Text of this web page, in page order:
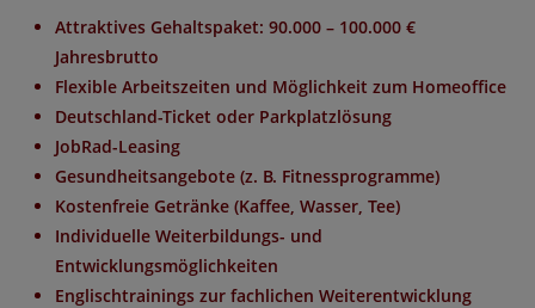
Attraktives Gehaltspaket: 90.000 – 100.000 €
Jahresbrutto
Flexible Arbeitszeiten und Möglichkeit zum Homeoffice
Deutschland-Ticket oder Parkplatzlösung
JobRad-Leasing
Gesundheitsangebote (z. B. Fitnessprogramme)
Kostenfreie Getränke (Kaffee, Wasser, Tee)
Individuelle Weiterbildungs- und
Entwicklungsmöglichkeiten
Englischtrainings zur fachlichen Weiterentwicklung